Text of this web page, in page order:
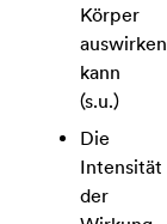
Körper
auswirken
kann
(s.u.)
Die
Intensität
der